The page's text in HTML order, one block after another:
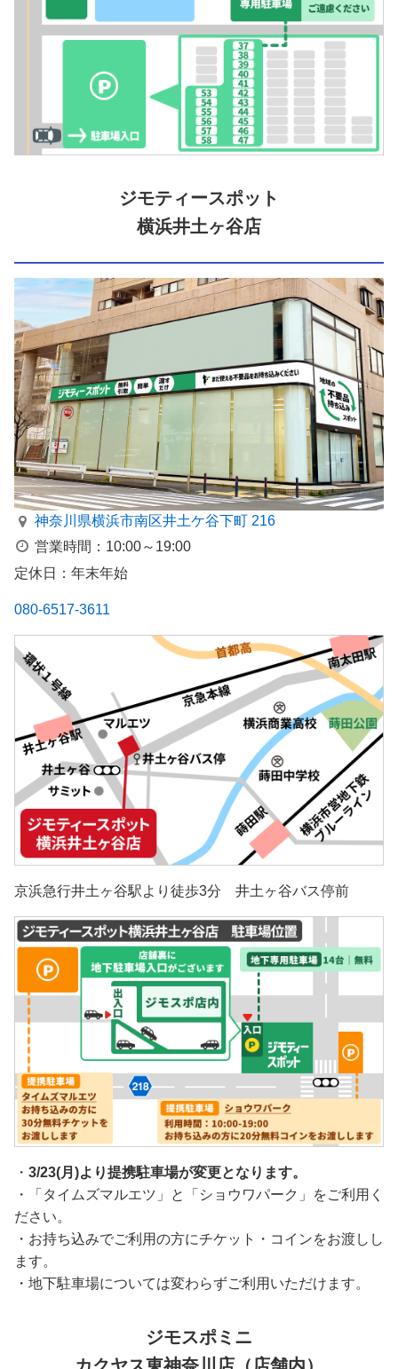
ジモティースポット
横浜井土ヶ谷店
神奈川県横浜市南区井⼟ケ⾕下町 216
営業時間：10:00～19:00
定休日：年末年始
080-6517-3611
京浜急行井土ヶ谷駅より徒歩3分 井土ヶ谷バス停前
・ 3/23(月)より提携駐車場が変更となります。
・「タイムズマルエツ」と「ショウワパーク」をご利用く
ださい。
・お持ち込みでご利用の方にチケット・コインをお渡しし
ます。
・地下駐車場については変わらずご利用いただけます。
ジモスポミニ